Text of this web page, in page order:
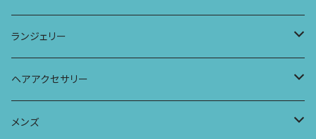
ラグランスリーブトップス
ポケット付きワイドパンツ
レギンス
バブーチャ
オールインワン
スリップワンピース
ビルヘンワンピース
ランジェリー
ブラ
ヨガトップ
ショーツ
ヘアアクセサリー
リボンシュシュ
メンズ